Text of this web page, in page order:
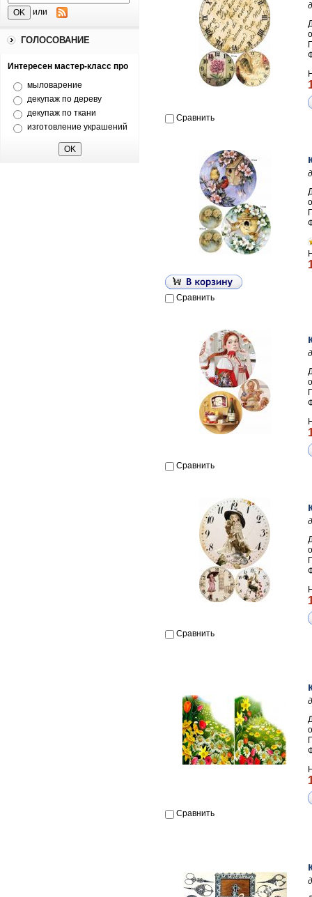
или
ГОЛОСОВАНИЕ
Интересен мастер-класс про
мыловарение
декупаж по дереву
декупаж по ткани
изготовление украшений
Сравнить
Сравнить
Сравнить
Сравнить
Сравнить